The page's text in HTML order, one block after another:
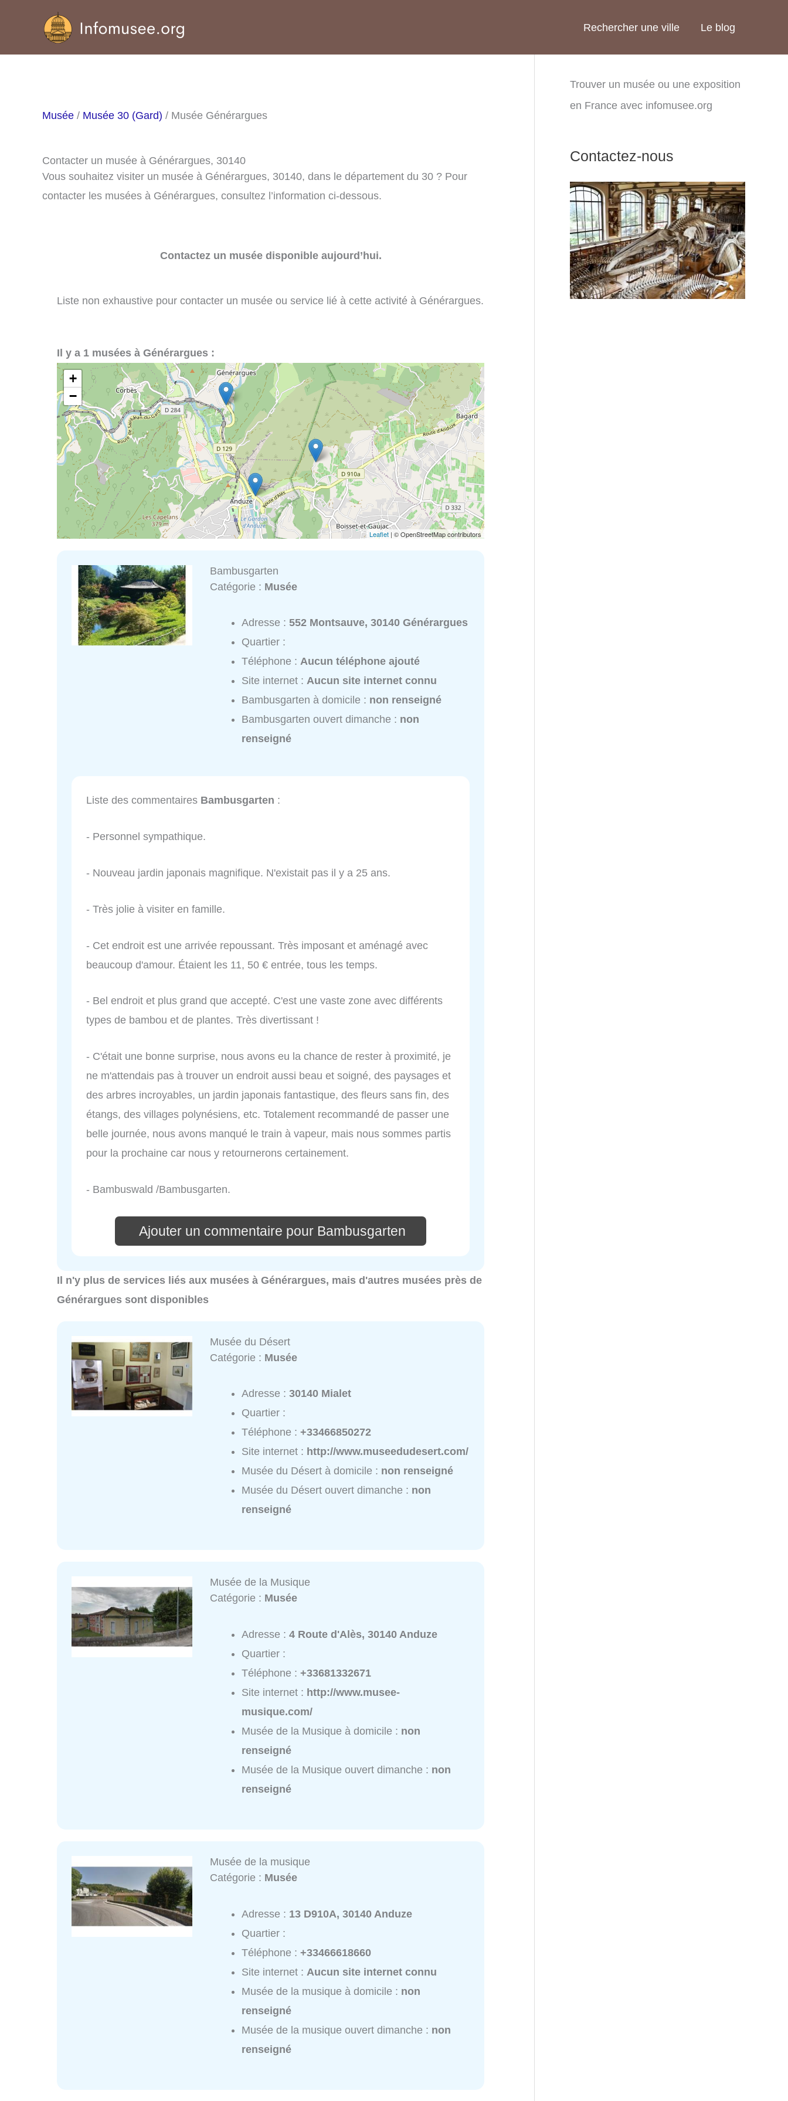
Rechercher une ville Le blog
Musée / Musée 30 (Gard) / Musée Générargues
Contacter un musée à Générargues, 30140
Vous souhaitez visiter un musée à Générargues, 30140, dans le département du 30 ? Pour
contacter les musées à Générargues, consultez l’information ci-dessous.
Contactez un musée disponible aujourd’hui.
Liste non exhaustive pour contacter un musée ou service lié à cette activité à Générargues.
Il y a 1 musées à Générargues :
+
−
Leaflet | © OpenStreetMap contributors
Bambusgarten
Catégorie : Musée
Adresse :552 Montsauve, 30140 Générargues
Quartier :
Téléphone :Aucun téléphone ajouté
Site internet :Aucun site internet connu
Bambusgarten à domicile : non renseigné
Bambusgarten ouvert dimanche : non
renseigné
Liste des commentaires Bambusgarten :
- Personnel sympathique.
- Nouveau jardin japonais magnifique. N'existait pas il y a 25 ans.
- Très jolie à visiter en famille.
- Cet endroit est une arrivée repoussant. Très imposant et aménagé avec
beaucoup d'amour. Étaient les 11, 50 € entrée, tous les temps.
- Bel endroit et plus grand que accepté. C'est une vaste zone avec différents
types de bambou et de plantes. Très divertissant !
- C'était une bonne surprise, nous avons eu la chance de rester à proximité, je
ne m'attendais pas à trouver un endroit aussi beau et soigné, des paysages et
des arbres incroyables, un jardin japonais fantastique, des fleurs sans fin, des
étangs, des villages polynésiens, etc. Totalement recommandé de passer une
belle journée, nous avons manqué le train à vapeur, mais nous sommes partis
pour la prochaine car nous y retournerons certainement.
- Bambuswald /Bambusgarten.
Ajouter un commentaire pour Bambusgarten
Il n'y plus de services liés aux musées à Générargues, mais d'autres musées près de
Générargues sont disponibles
Musée du Désert
Catégorie : Musée
Adresse :30140 Mialet
Quartier :
Téléphone :+33466850272
Site internet : http://www.museedudesert.com/
Musée du Désert à domicile : non renseigné
Musée du Désert ouvert dimanche : non
renseigné
Musée de la Musique
Catégorie : Musée
Adresse :4 Route d'Alès, 30140 Anduze
Quartier :
Téléphone :+33681332671
Site internet : http://www.musee-
musique.com/
Musée de la Musique à domicile : non
renseigné
Musée de la Musique ouvert dimanche : non
renseigné
Musée de la musique
Catégorie : Musée
Adresse : 13 D910A, 30140 Anduze
Quartier :
Téléphone :+33466618660
Site internet : Aucun site internet connu
Musée de la musique à domicile : non
renseigné
Musée de la musique ouvert dimanche : non
renseigné
Trouver un musée ou une exposition
en France avec infomusee.org
Contactez-nous